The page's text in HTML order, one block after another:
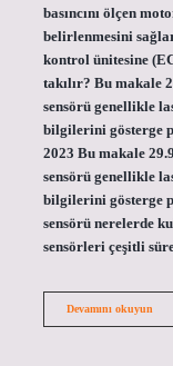
basıncını ölçen
belirlenmesini
kontrol ünitesine
takılır? Bu makale
sensörü genellikle
bilgilerini gösterge
2023 Bu makale
sensörü genellikle
bilgilerini gösterge
sensörü nerelerde
sensörleri çeşitli
Devamını okuyun